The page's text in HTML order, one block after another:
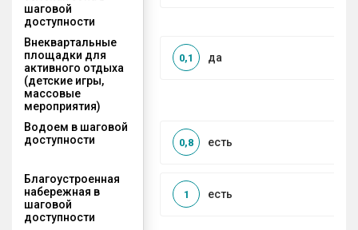
шаговой
доступности
Внеквартальные
площадки для
активного отдыха
(детские игры,
массовые
мероприятия)
да
0,1
Водоем в шаговой
доступности
есть
0,8
Благоустроенная
набережная в
шаговой
доступности
есть
1